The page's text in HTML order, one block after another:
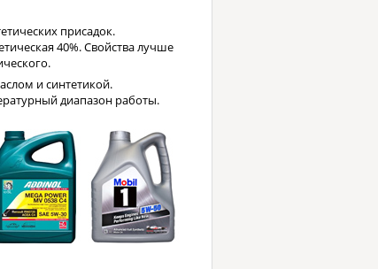
присадок.
40%. Свойства лучше
и синтетикой.
диапазон работы.